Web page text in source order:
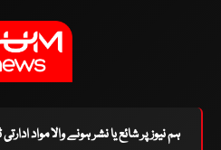
ہم نیوز پر شائع یا نشر ہونے والا مواد